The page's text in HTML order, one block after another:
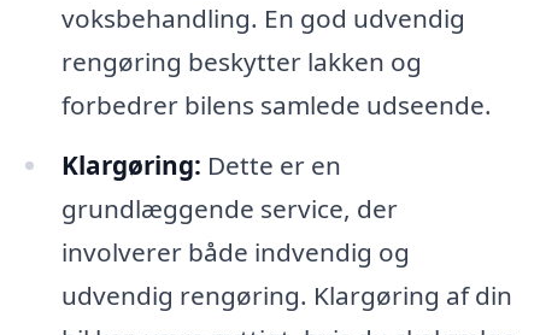
voksbehandling. En god udvendig
rengøring beskytter lakken og
forbedrer bilens samlede udseende.
Klargøring: Dette er en
grundlæggende service, der
involverer både indvendig og
udvendig rengøring. Klargøring af din